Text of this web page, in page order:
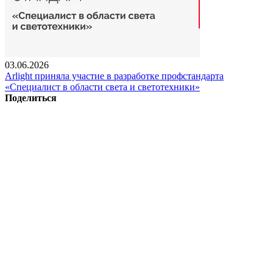
03.06.2026
Arlight приняла участие в разработке профстандарта
«Специалист в области света и светотехники»
Поделиться